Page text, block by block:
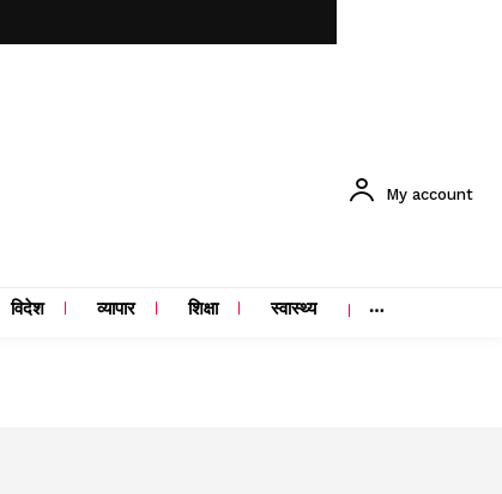
My account
विदेश व्यापार शिक्षा स्वास्थ्य